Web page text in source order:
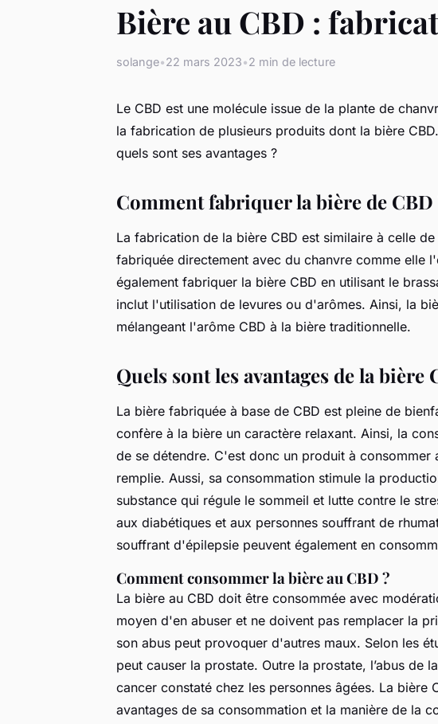
Bière au CBD :
solange•22 mars 2023•2 min de lecture
Le CBD est une molécule issue de la plante de
la fabrication de plusieurs produits dont la bière
quels sont ses avantages ?
Comment fabriquer la bière de CBD
La fabrication de la bière CBD est similaire à celle
fabriquée directement avec du chanvre comme elle
également fabriquer la bière CBD en utilisant le
inclut l'utilisation de levures ou d'arômes. Ainsi, la
mélangeant l'arôme CBD à la bière traditionnelle.
Quels sont les avantages de la bière
La bière fabriquée à base de CBD est pleine de
confère à la bière un caractère relaxant. Ainsi, la
de se détendre. C'est donc un produit à consommer
remplie. Aussi, sa consommation stimule la
substance qui régule le sommeil et lutte contre le
aux diabétiques et aux personnes souffrant de
souffrant d'épilepsie peuvent également en
Comment consommer la bière au CBD ?
La bière au CBD doit être consommée avec
moyen d'en abuser et ne doivent pas remplacer la
son abus peut provoquer d'autres maux. Selon les
peut causer la prostate. Outre la prostate, l’abus de
cancer constaté chez les personnes âgées. La bière
avantages de sa consommation et la manière de la